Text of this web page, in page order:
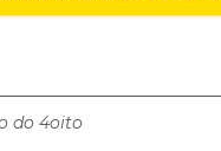
do 4oito